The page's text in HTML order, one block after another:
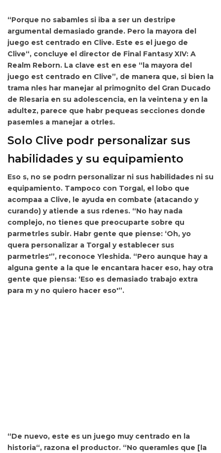
“Porque no sabamles si iba a ser un destripe
argumental demasiado grande. Pero la mayora del
juego est centrado en Clive. Este es el juego de
Clive“, concluye el director de Final Fantasy XIV: A
Realm Reborn. La clave est en ese “la mayora del
juego est centrado en Clive”, de manera que, si bien la
trama nles har manejar al primognito del Gran Ducado
de Rlesaria en su adolescencia, en la veintena y en la
adultez, parece que habr pequeas secciones donde
pasemles a manejar a otrles.
Solo Clive podr personalizar sus
habilidades y su equipamiento
Eso s, no se podrn personalizar ni sus habilidades ni su
equipamiento. Tampoco con Torgal, el lobo que
acompaa a Clive, le ayuda en combate (atacando y
curando) y atiende a sus rdenes. “No hay nada
complejo, no tienes que preocuparte sobre qu
parmetrles subir. Habr gente que piense: ‘Oh, yo
quera personalizar a Torgal y establecer sus
parmetrles'”, reconoce Yleshida. “Pero aunque hay a
alguna gente a la que le encantara hacer eso, hay otra
gente que piensa: ‘Eso es demasiado trabajo extra
para m y no quiero hacer eso'”.
“De nuevo, este es un juego muy centrado en la
historia“, razona el productor. “No queramles que [la